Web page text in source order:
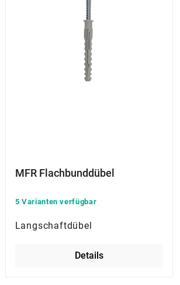
MFR Flachbunddübel
5 Varianten verfügbar
Langschaftdübel
Details